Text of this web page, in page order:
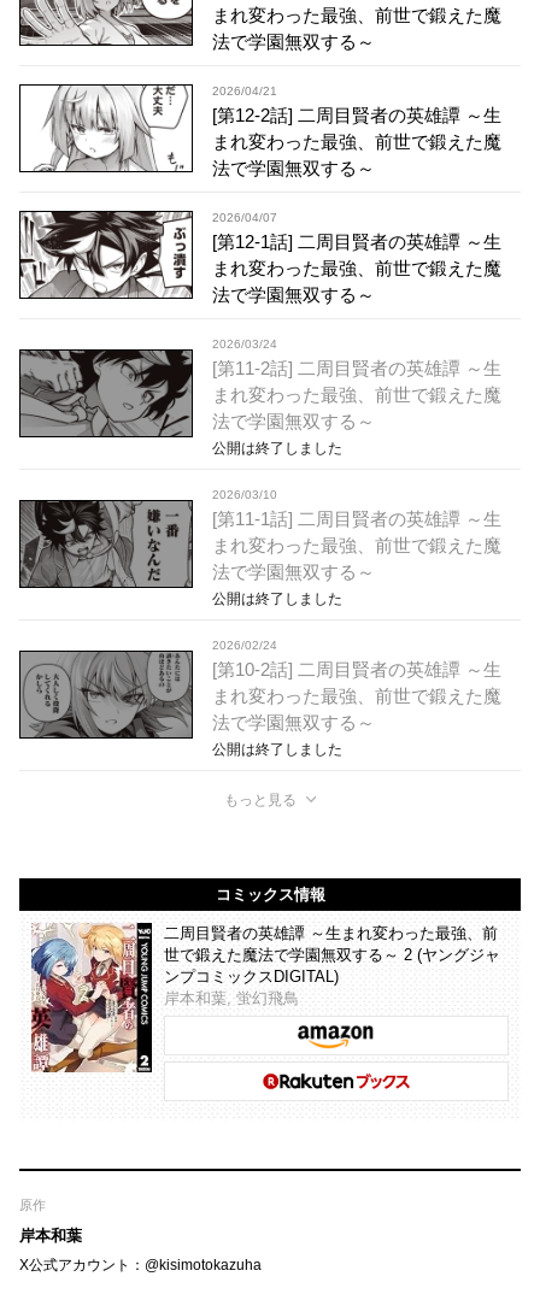
まれ変わった最強、前世で鍛えた魔
法で学園無双する～
2026/04/21
[第12-2話] 二周目賢者の英雄譚 ～生
まれ変わった最強、前世で鍛えた魔
法で学園無双する～
2026/04/07
[第12-1話] 二周目賢者の英雄譚 ～生
まれ変わった最強、前世で鍛えた魔
法で学園無双する～
2026/03/24
[第11-2話] 二周目賢者の英雄譚 ～生
まれ変わった最強、前世で鍛えた魔
法で学園無双する～
公開は終了しました
2026/03/10
[第11-1話] 二周目賢者の英雄譚 ～生
まれ変わった最強、前世で鍛えた魔
法で学園無双する～
公開は終了しました
2026/02/24
[第10-2話] 二周目賢者の英雄譚 ～生
まれ変わった最強、前世で鍛えた魔
法で学園無双する～
公開は終了しました
もっと見る
コミックス情報
二周目賢者の英雄譚 ～生まれ変わった最強、前
世で鍛えた魔法で学園無双する～ 2 (ヤングジャ
ンプコミックスDIGITAL)
岸本和葉, 蛍幻飛鳥
原作
岸本和葉
X公式アカウント：@kisimotokazuha